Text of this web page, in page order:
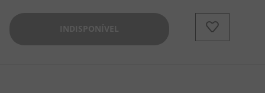
INDISPONÍVEL
5º
amendoim
salgadinho